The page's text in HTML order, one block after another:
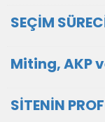
SEÇİM
Miting, AKP
SİTENİN